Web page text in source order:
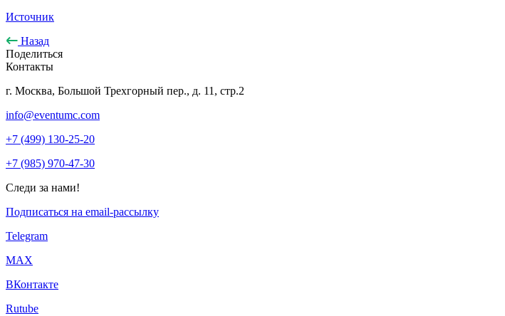
Источник
Назад
Поделиться
Контакты
г. Москва, Большой Трехгорный пер., д. 11, стр.2
info@eventumc.com
+7 (499) 130-25-20
+7 (985) 970-47-30
Следи за нами!
Подписаться на email-рассылку
Telegram
МАХ
ВКонтакте
Rutube